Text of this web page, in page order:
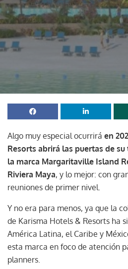
Algo muy especial ocurrirá en
Resorts abrirá las puertas de
la marca Margaritaville Island
Riviera Maya, y lo mejor: con
reuniones de primer nivel.
Y no era para menos, ya que la
de Karisma Hotels & Resorts ha
América Latina, el Caribe y
esta marca en foco de atención
planners.